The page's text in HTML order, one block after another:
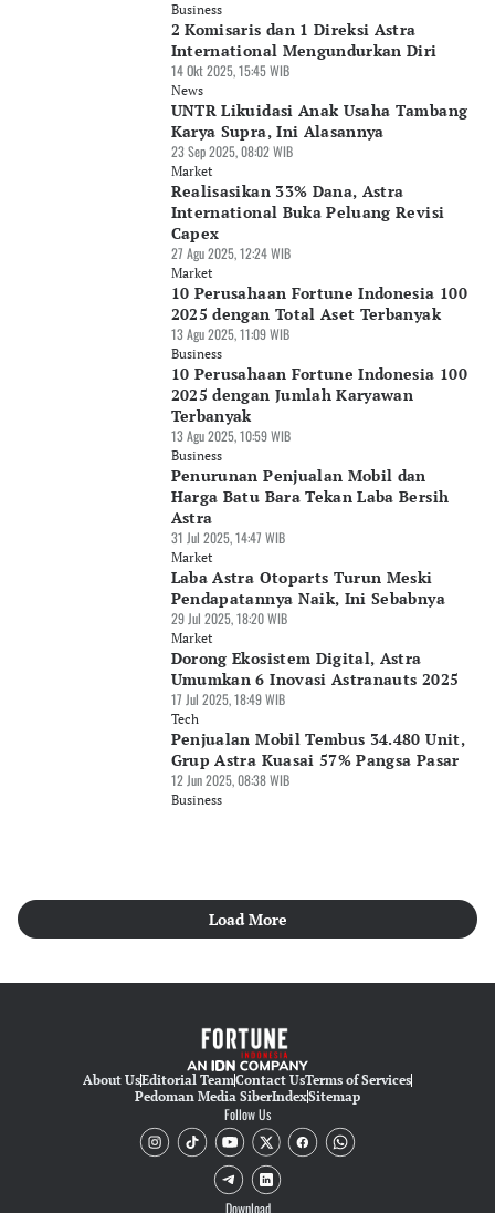
Business
2 Komisaris dan 1 Direksi Astra
International Mengundurkan Diri
14 Okt 2025, 15:45 WIB
News
UNTR Likuidasi Anak Usaha Tambang
Karya Supra, Ini Alasannya
23 Sep 2025, 08:02 WIB
Market
Realisasikan 33% Dana, Astra
International Buka Peluang Revisi
Capex
27 Agu 2025, 12:24 WIB
Market
10 Perusahaan Fortune Indonesia 100
2025 dengan Total Aset Terbanyak
13 Agu 2025, 11:09 WIB
Business
10 Perusahaan Fortune Indonesia 100
2025 dengan Jumlah Karyawan
Terbanyak
13 Agu 2025, 10:59 WIB
Business
Penurunan Penjualan Mobil dan
Harga Batu Bara Tekan Laba Bersih
Astra
31 Jul 2025, 14:47 WIB
Market
Laba Astra Otoparts Turun Meski
Pendapatannya Naik, Ini Sebabnya
29 Jul 2025, 18:20 WIB
Market
Dorong Ekosistem Digital, Astra
Umumkan 6 Inovasi Astranauts 2025
17 Jul 2025, 18:49 WIB
Tech
Penjualan Mobil Tembus 34.480 Unit,
Grup Astra Kuasai 57% Pangsa Pasar
12 Jun 2025, 08:38 WIB
Business
Load More
About UsEditorial TeamContact UsTerms of Services
Pedoman Media SiberIndexSitemap
Follow Us
Download